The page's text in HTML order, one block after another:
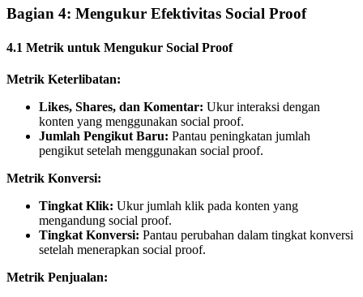
Bagian 4: Mengukur Efektivitas Social Proof
4.1 Metrik untuk Mengukur Social Proof
Metrik Keterlibatan:
Likes, Shares, dan Komentar: Ukur interaksi dengan
konten yang menggunakan social proof.
Jumlah Pengikut Baru: Pantau peningkatan jumlah
pengikut setelah menggunakan social proof.
Metrik Konversi:
Tingkat Klik: Ukur jumlah klik pada konten yang
mengandung social proof.
Tingkat Konversi: Pantau perubahan dalam tingkat konversi
setelah menerapkan social proof.
Metrik Penjualan: